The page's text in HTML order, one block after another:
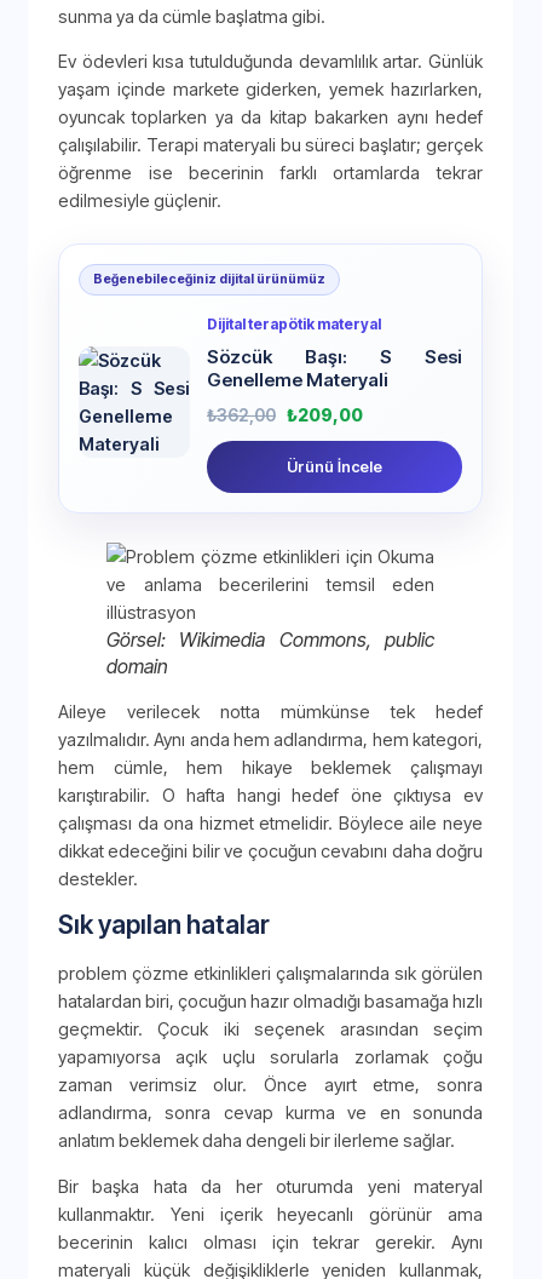
sunma ya da cümle başlatma gibi.
Ev ödevleri kısa tutulduğunda devamlılık artar. Günlük
yaşam içinde markete giderken, yemek hazırlarken,
oyuncak toplarken ya da kitap bakarken aynı hedef
çalışılabilir. Terapi materyali bu süreci başlatır; gerçek
öğrenme ise becerinin farklı ortamlarda tekrar
edilmesiyle güçlenir.
Beğenebileceğiniz dijital ürünümüz
Dijital terapötik materyal
Sözcük Başı: S Sesi
Genelleme Materyali
₺362,00 ₺209,00
Ürünü İncele
Görsel: Wikimedia Commons, public
domain
Aileye verilecek notta mümkünse tek hedef
yazılmalıdır. Aynı anda hem adlandırma, hem kategori,
hem cümle, hem hikaye beklemek çalışmayı
karıştırabilir. O hafta hangi hedef öne çıktıysa ev
çalışması da ona hizmet etmelidir. Böylece aile neye
dikkat edeceğini bilir ve çocuğun cevabını daha doğru
destekler.
Sık yapılan hatalar
problem çözme etkinlikleri çalışmalarında sık görülen
hatalardan biri, çocuğun hazır olmadığı basamağa hızlı
geçmektir. Çocuk iki seçenek arasından seçim
yapamıyorsa açık uçlu sorularla zorlamak çoğu
zaman verimsiz olur. Önce ayırt etme, sonra
adlandırma, sonra cevap kurma ve en sonunda
anlatım beklemek daha dengeli bir ilerleme sağlar.
Bir başka hata da her oturumda yeni materyal
kullanmaktır. Yeni içerik heyecanlı görünür ama
becerinin kalıcı olması için tekrar gerekir. Aynı
materyali küçük değişikliklerle yeniden kullanmak,